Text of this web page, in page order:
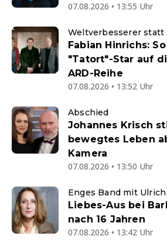
07.08.2026 • 13:55 Uhr
Weltverbesserer statt
Fabian Hinrichs:
"Tatort"-Star auf
ARD-Reihe
07.08.2026 • 13:52 Uhr
Abschied
Johannes Krisch
bewegtes Leben
Kamera
07.08.2026 • 13:50 Uhr
Enges Band mit
Liebes-Aus bei
nach 16 Jahren
07.08.2026 • 13:42 Uhr